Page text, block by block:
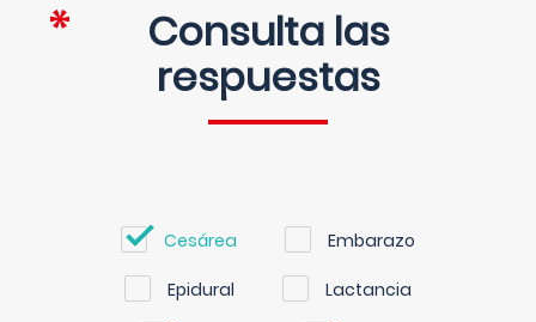
Consulta las
respuestas
Cesárea Embarazo
Epidural Lactancia